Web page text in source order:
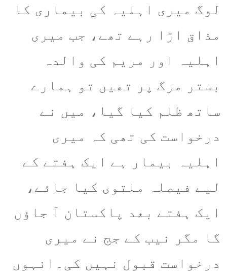
لوگ میری اہلیہ کی بیماری کا
مذاق اڑا رہے تھے، جب میری
اہلیہ اور مریم کی والدہ
بستر مرگ پر تھیں تو ہمارے
ساتھ ظلم کیا گیا، میں نے
درخواست کی تھی کہ میری
اہلیہ بیمار ہے ایک ہفتے کے
لیے فیصلہ ملتوی کیا جائے،
ایک ہفتے بعد پاکستان آ جاؤں
گا مگر نیب کے جج نے میری
درخواست قبول نہیں کی۔انہوں